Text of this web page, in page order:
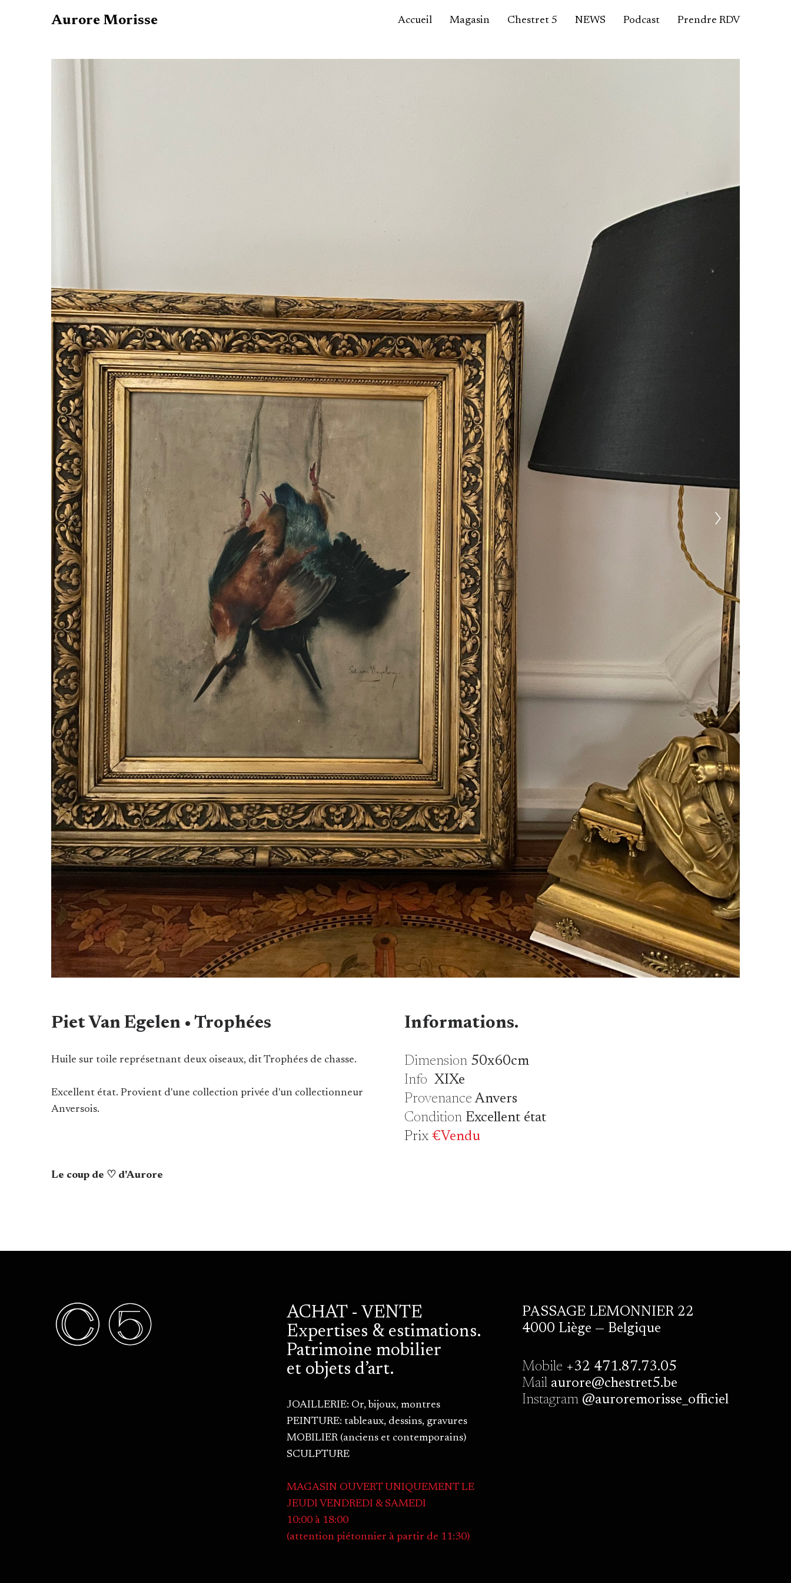
Aurore Morisse Accueil Magasin Chestret 5 NEWS Podcast Prendre RDV
Piet Van Egelen • Trophées
Huile sur toile représetnant deux oiseaux, dit Trophées de chasse.
Excellent état. Provient d'une collection privée d'un collectionneur
Anversois.
Le coup de ♡ d'Aurore
Informations.
Dimension50x60cm
Info XIXe
Provenance Anvers
Condition Excellent état
Prix€Vendu
ACHAT - VENTE
Expertises & estimations.
Patrimoine mobilier
et objets d’art.
JOAILLERIE: Or, bijoux, montres
PEINTURE: tableaux, dessins, gravures
MOBILIER (anciens et contemporains)
SCULPTURE
MAGASIN OUVERT UNIQUEMENT LE
JEUDI VENDREDI & SAMEDI
10:00 à 18:00
(attention piétonnier à partir de 11:30)
PASSAGE LEMONNIER 22
4000 Liège — Belgique
Mobile +32 471.87.73.05
Mailaurore@chestret5.be
Instagram@auroremorisse_officiel